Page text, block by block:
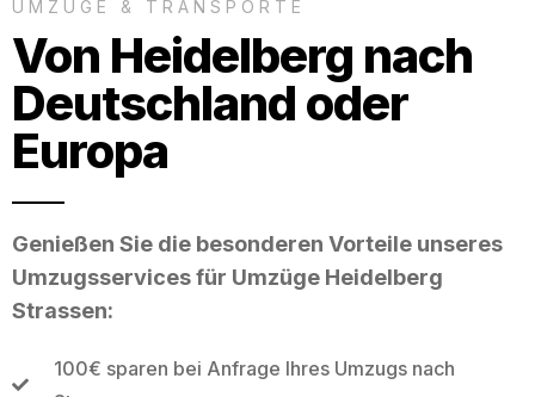
UMZÜGE & TRANSPORTE
Von Heidelberg nach
Deutschland oder
Europa
Genießen Sie die besonderen Vorteile unseres
Umzugsservices für Umzüge Heidelberg
Strassen:
100€ sparen bei Anfrage Ihres Umzugs nach